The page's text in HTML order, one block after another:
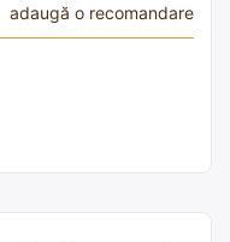
adaugă o recomandare